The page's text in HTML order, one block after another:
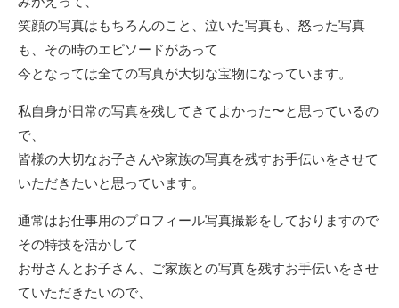
笑顔の写真はもちろんのこと、泣いた写真も、怒った写真
も、その時のエピソードがあって
今となっては全ての写真が大切な宝物になっています。
私自身が日常の写真を残してきてよかった〜と思っているの
で、
皆様の大切なお子さんや家族の写真を残すお手伝いをさせて
いただきたいと思っています。
通常はお仕事用のプロフィール写真撮影をしておりますので
その特技を活かして
お母さんとお子さん、ご家族との写真を残すお手伝いをさせ
ていただきたいので、